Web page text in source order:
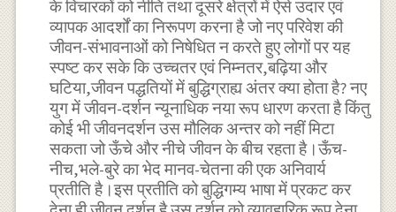
के विचारकों को नीति तथा दूसरे क्षेत्रों में ऐसे उदार एवं
व्यापक आदर्शों का निरूपण करना है जो नए परिवेश की
जीवन-संभावनाओं को निषेधित न करते हुए लोगों पर यह
स्पष्ट कर सके कि उच्चतर एवं निम्नतर,बढ़िया और
घटिया,जीवन पद्धतियों में बुद्धिग्राह्य अंतर क्या होता है? नए
युग में जीवन-दर्शन न्यूनाधिक नया रूप धारण करता है किंतु
कोई भी जीवनदर्शन उस मौलिक अन्तर को नहीं मिटा
सकता जो ऊँचे और नीचे जीवन के बीच रहता है।ऊँच-
नीच,भले-बुरे का भेद मानव-चेतना की एक अनिवार्य
प्रतीति है।इस प्रतीति को बुद्धिगम्य भाषा में प्रकट कर